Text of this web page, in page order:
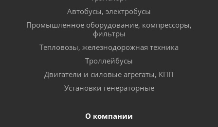
Автобусы, электробусы
Промышленное оборудование, компрессоры,
фильтры
Тепловозы, железнодорожная техника
Троллейбусы
Двигатели и силовые агрегаты, КПП
Установки генераторные
О компании